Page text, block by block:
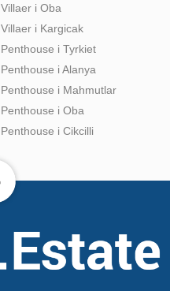
Villaer i Oba
Villaer i Kargicak
Penthouse i Tyrkiet
Penthouse i Alanya
Penthouse i Mahmutlar
Penthouse i Oba
Penthouse i Cikcilli